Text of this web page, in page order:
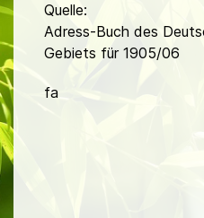
Quelle:
Adress-Buch des
Gebiets für 1905/06
fa